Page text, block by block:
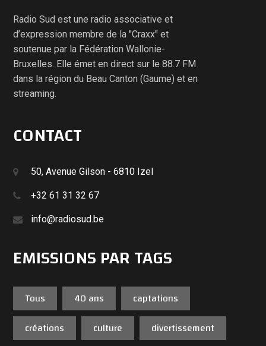
Radio Sud est une radio associative et
d’expression membre de la "Craxx" et
soutenue par la Fédération Wallonie-
Bruxelles. Elle émet en direct sur le 88.7 FM
dans la région du Beau Canton (Gaume) et en
streaming.
CONTACT
50, Avenue Gilson - 6810 Izel
+32 61 31 32 67
info@radiosud.be
EMISSIONS PAR TAGS
Tous 40 ans
captations
créations
culture divertissement